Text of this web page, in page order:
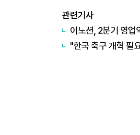
관련기사
이노션, 2분기 영업
"한국 축구 개혁 필